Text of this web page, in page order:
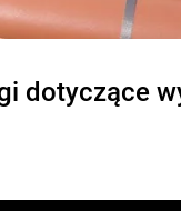
dotyczące